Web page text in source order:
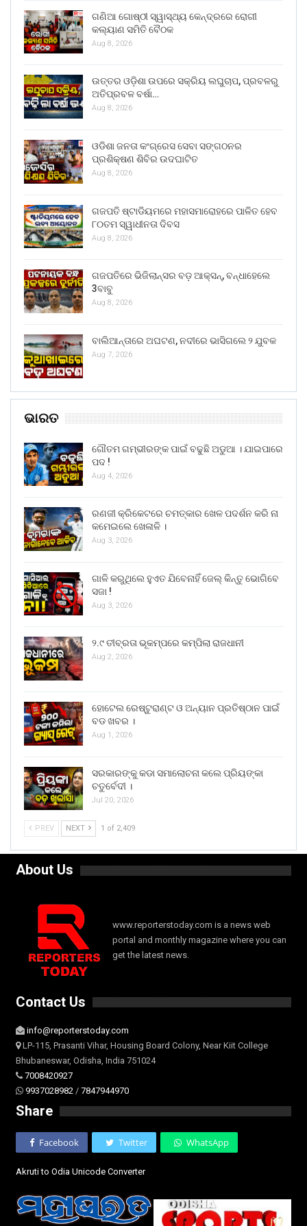
ଗଣିଆ ଗୋଷ୍ଠୀ ସ୍ୱାସ୍ଥ୍ୟ କେନ୍ଦ୍ରରେ ରୋଗୀ
କଲ୍ୟାଣ ସମିତି ବୈଠକ
Aug 8, 2026
ଉତ୍ତର ଓଡ଼ିଶା ଉପରେ ସକ୍ରିୟ ଲଘୁଚାପ, ପ୍ରବଳରୁ
ଅତିପ୍ରବଳ ବର୍ଷା…
Aug 8, 2026
ଓଡିଶା ଜନତା କଂଗ୍ରେସ ସେବା ସଙ୍ଗଠନର
ପ୍ରଶିକ୍ଷଣ ଶିବିର ଉଦଘାଟିତ
Aug 8, 2026
ଗଜପତି ଷ୍ଟାଡିୟମରେ ମହାସମାରୋହରେ ପାଳିତ ହେବ
୮୦ତମ ସ୍ୱାଧୀନତା ଦିବସ
Aug 8, 2026
ଗଜପତିରେ ଭିଜିଲାନ୍ସର ବଡ଼ ଆକ୍ସନ୍, ବନ୍ଧାହେଲେ
3ବାବୁ
Aug 8, 2026
ବାଲିଆନ୍ତାରେ ଅଘଟଣ, ନଦୀରେ ଭାସିଗଲେ ୨ ଯୁବକ
Aug 7, 2026
ଭାରତ
ଗୌତମ ଗମ୍ଭୀରଙ୍କ ପାଇଁ ବଢୁଛି ଅଡୁଆ । ଯାଇପାରେ
ପଦ !
Aug 4, 2026
ରଣଜୀ କ୍ରିକେଟରେ ଚମତ୍କାର ଖେଳ ପଦର୍ଶନ କରି ନା
କମେଇଲେ ଖେଳାଳି ।
Aug 3, 2026
ଗାଳି କରୁଥିଲେ ହୁଏତ ଯିବେନାହିଁ ଜେଲ୍ କିନ୍ତୁ ଭୋଗିବେ
ସଜା !
Aug 3, 2026
୨.୯ ତୀବ୍ରତା ଭୂକମ୍ପରେ କମ୍ପିଲା ରାଜଧାନୀ
Aug 2, 2026
ହୋଟେଲ ରେଷ୍ଟୁରାଣ୍ଟ ଓ ଅନ୍ୟାନ ପ୍ରତିଷ୍ଠାନ ପାଇଁ
ବଡ ଖବର ।
Aug 1, 2026
ସରକାରଙ୍କୁ କଡା ସମାଲୋଚନା କଲେ ପ୍ରିୟଙ୍କା
ଚତୁର୍ବେଦୀ ।
Jul 20, 2026
PREV NEXT 1 of 2,409
About Us
www.reporterstoday.com is a news web
portal and monthly magazine where you can
get the latest news.
Contact Us
info@reporterstoday.com
LP-115, Prasanti Vihar, Housing Board Colony, Near Kiit College
Bhubaneswar, Odisha, India 751024
7008420927
9937028982 / 7847944970
Share
Facebook Twitter WhatsApp
Akruti to Odia Unicode Converter